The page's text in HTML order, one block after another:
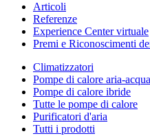
Articoli
Referenze
Experience Center virtuale
Premi e Riconoscimenti
Climatizzatori
Pompe di calore aria-acqua
Pompe di calore ibride
Tutte le pompe di calore
Purificatori d'aria
Tutti i prodotti